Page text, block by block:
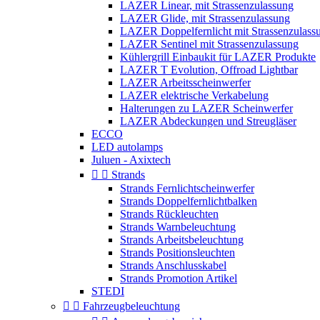
LAZER Linear, mit Strassenzulassung
LAZER Glide, mit Strassenzulassung
LAZER Doppelfernlicht mit
LAZER Sentinel mit Strassenzulassung
Kühlergrill Einbaukit für LAZER Produkte
LAZER T Evolution, Offroad Lightbar
LAZER Arbeitsscheinwerfer
LAZER elektrische Verkabelung
Halterungen zu LAZER Scheinwerfer
LAZER Abdeckungen und Streugläser
ECCO
LED autolamps
Juluen - Axixtech
  Strands
Strands Fernlichtscheinwerfer
Strands Doppelfernlichtbalken
Strands Rückleuchten
Strands Warnbeleuchtung
Strands Arbeitsbeleuchtung
Strands Positionsleuchten
Strands Anschlusskabel
Strands Promotion Artikel
STEDI
  Fahrzeugbeleuchtung